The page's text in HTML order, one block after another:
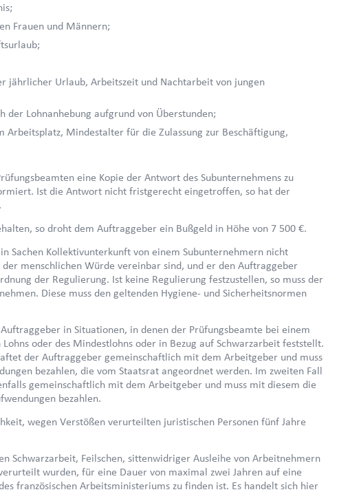
Frauen und Männern;
jährlicher Urlaub, Arbeitszeit und Nachtarbeit von jungen
der Lohnanhebung aufgrund von Überstunden;
Arbeitsplatz, Mindestalter für die Zulassung zur Beschäftigung,
eine Kopie der Antwort des Subunternehmens zu
Ist die Antwort nicht fristgerecht eingetroffen, so hat der
so droht dem Auftraggeber ein Bußgeld in Höhe von 7 500 €.
Sachen Kollektivunterkunft von einem Subunternehmern nicht
menschlichen Würde vereinbar sind, und er den Auftraggeber
der Regulierung. Ist keine Regulierung festzustellen, so muss der
Diese muss den geltenden Hygiene- und Sicherheitsnormen
in Situationen, in denen der Prüfungsbeamte bei einem
oder des Mindestlohns oder in Bezug auf Schwarzarbeit feststellt.
der Auftraggeber gemeinschaftlich mit dem Arbeitgeber und muss
bezahlen, die vom Staatsrat angeordnet werden. Im zweiten Fall
gemeinschaftlich mit dem Arbeitgeber und muss mit diesem die
bezahlen.
wegen Verstößen verurteilten juristischen Personen fünf Jahre
Schwarzarbeit, Feilschen, sittenwidriger Ausleihe von Arbeitnehmern
wurden, für eine Dauer von maximal zwei Jahren auf eine
französischen Arbeitsministeriums zu finden ist. Es handelt sich hier